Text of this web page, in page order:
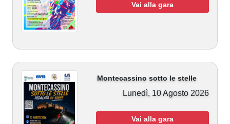
Vai alla gara
Montecassino sotto le stelle
Lunedì, 10 Agosto 2026
Vai alla gara